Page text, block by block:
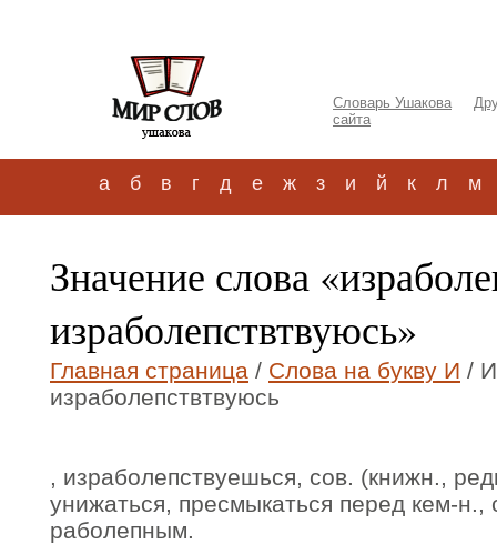
Словарь Ушакова
сайта
а б в г д е ж з и й к л м
Значение слова
израболепствтвуюсь»
Главная страница / Слова на букву И /
израболепствтвуюсь
, израболепствуешься, сов. (книжн.,
унижаться, пресмыкаться перед кем-н.,
раболепным.